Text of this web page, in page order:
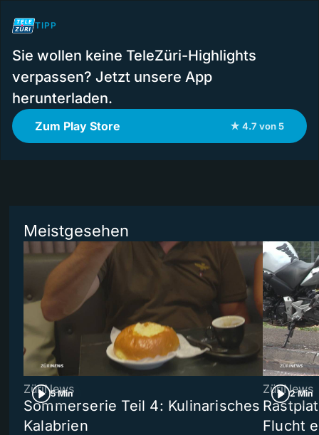
TIPP
Sie wollen keine TeleZüri-Highlights
verpassen? Jetzt unsere App
herunterladen.
Zum Play Store ★ 4.7 von 5
Meistgesehen
5 Min
ZüriNews
Sommerserie Teil 4: Kulinarisches
Kalabrien
2 Min
ZüriNews
Flucht